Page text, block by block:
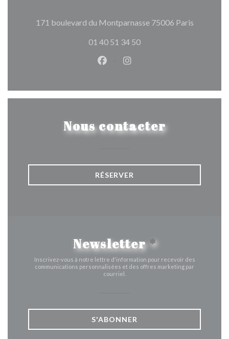
171 boulevard du Montparnasse 75006 Paris((ouvre
01 40 51 34 50
Facebook ((ouvre une
Instagram ((ouvre une
Nous contacter
RÉSERVER
Newsletter*
Inscrivez-vous à notre lettre d'information pour recevoir des
communications personnalisées et des offres marketing par
courriel.
S'ABONNER